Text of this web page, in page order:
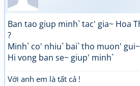
Ban tao giup minh` tac' gia~ Hoa
?
Minh` co' nhiu` bai` tho muon'
Hi vong ban se~ giup' minh`
Với anh em là tất cả !